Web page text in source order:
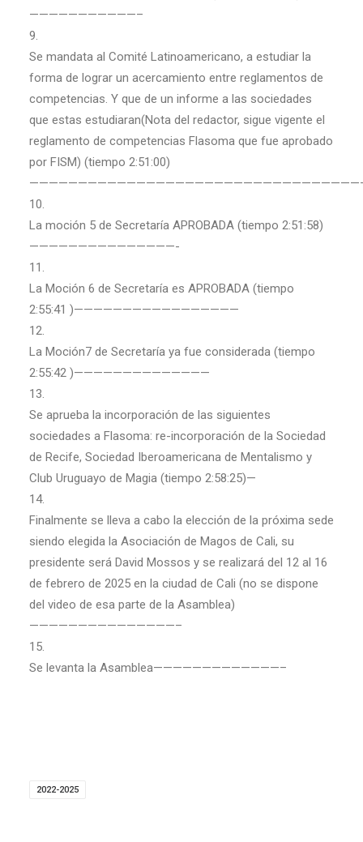
———————————–
9.
Se mandata al Comité Latinoamericano, a estudiar la
forma de lograr un acercamiento entre reglamentos de
competencias. Y que de un informe a las sociedades
que estas estudiaran(Nota del redactor, sigue vigente el
reglamento de competencias Flasoma que fue aprobado
por FISM) (tiempo 2:51:00)
10.
La moción 5 de Secretaría APROBADA (tiempo 2:51:58)
———————————————-
11.
La Moción 6 de Secretaría es APROBADA (tiempo
2:55:41 )—————————————————
12.
La Moción7 de Secretaría ya fue considerada (tiempo
2:55:42 )——————————————
13.
Se aprueba la incorporación de las siguientes
sociedades a Flasoma: re-incorporación de la Sociedad
de Recife, Sociedad Iberoamericana de Mentalismo y
Club Uruguayo de Magia (tiempo 2:58:25)—
14.
Finalmente se lleva a cabo la elección de la próxima sede
siendo elegida la Asociación de Magos de Cali, su
presidente será David Mossos y se realizará del 12 al 16
de febrero de 2025 en la ciudad de Cali (no se dispone
del video de esa parte de la Asamblea)
———————————————–
15.
Se levanta la Asamblea—————————————–
2022-2025